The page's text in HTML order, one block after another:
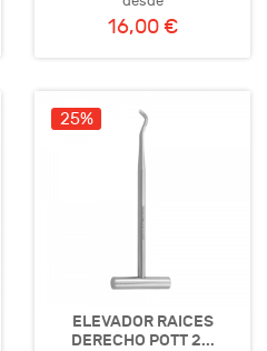
16,00 €
25%
ELEVADOR RAICES
DERECHO POTT 2...